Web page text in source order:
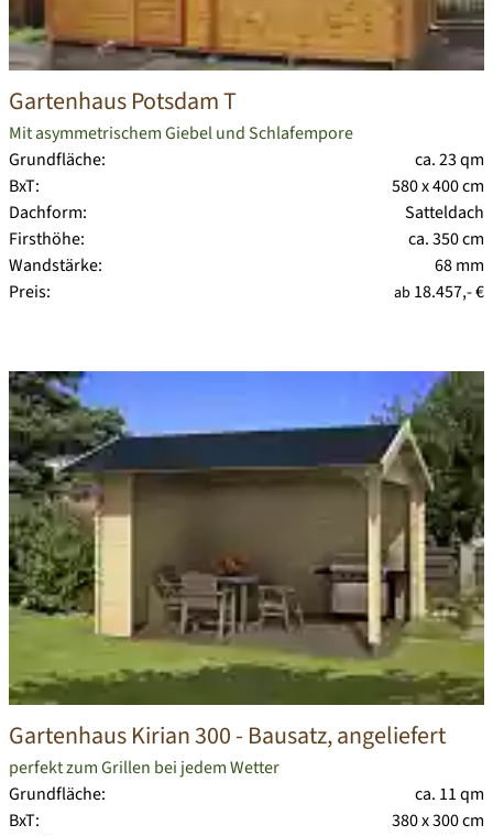
Gartenhaus Potsdam T
Mit asymmetrischem Giebel und Schlafempore
Grundfläche:
ca. 23 qm
BxT:
580 x 400 cm
Dachform:
Satteldach
Firsthöhe:
ca. 350 cm
Wandstärke:
68 mm
Preis:
ab 18.457,- €
Gartenhaus Kirian 300- Bausatz, angeliefert
perfekt zum Grillen bei jedem Wetter
Grundfläche:
ca. 11 qm
BxT:
380 x 300 cm